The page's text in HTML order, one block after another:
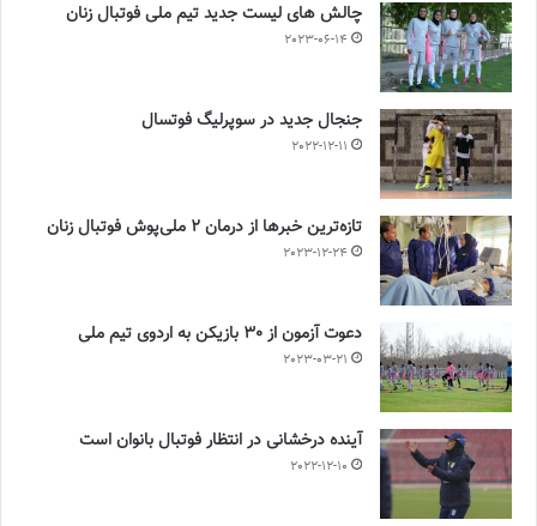
چالش هاى ليست جدید تيم ملى فوتبال زنان
2023-06-14
جنجال جدید در سوپرلیگ فوتسال
2022-12-11
تازه‌ترین خبرها از درمان ۲ ملی‌پوش فوتبال زنان
2023-12-24
دعوت آزمون از 30 بازیکن به اردوی تیم ملی
2023-03-21
آینده درخشانی در انتظار فوتبال بانوان است
2022-12-10